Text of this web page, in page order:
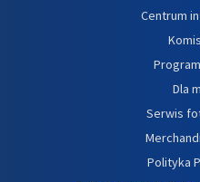
Centrum
Dla
Serwis
Polityka